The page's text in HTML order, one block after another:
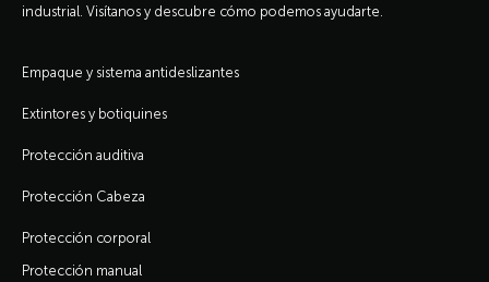
industrial. Visítanos y descubre cómo podemos ayudarte.
Empaque y sistema antideslizantes
Extintores y botiquines
Protección auditiva
Protección Cabeza
Protección corporal
Protección manual